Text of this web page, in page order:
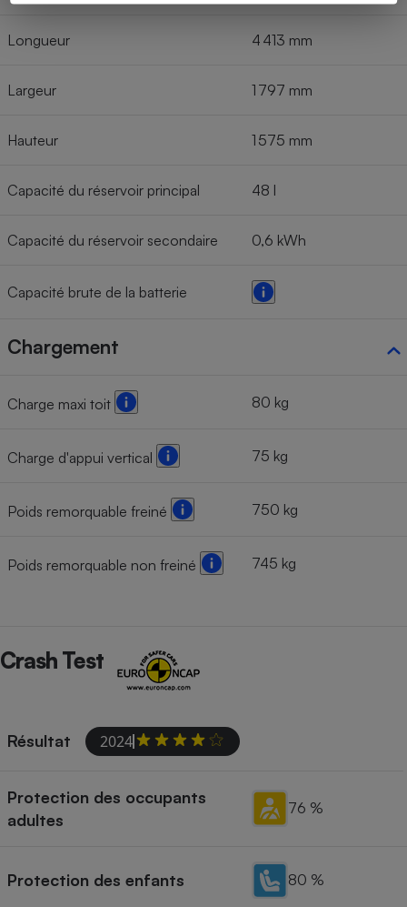
Longueur 4 413 mm
Largeur 1 797 mm
Hauteur 1 575 mm
Capacité du réservoir principal 48 l
Capacité du réservoir secondaire 0,6 kWh
Capacité brute de la batterie
Chargement
Charge maxi toit 80 kg
Charge d'appui vertical 75 kg
Poids remorquable freiné 750 kg
Poids remorquable non freiné 745 kg
Crash Test
Résultat 2024
Protection des occupants
adultes
76 %
Protection des enfants 80 %